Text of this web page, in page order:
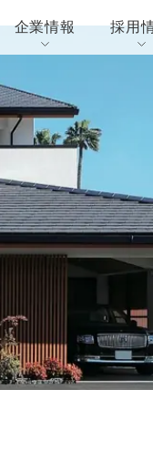
企業情報 採用